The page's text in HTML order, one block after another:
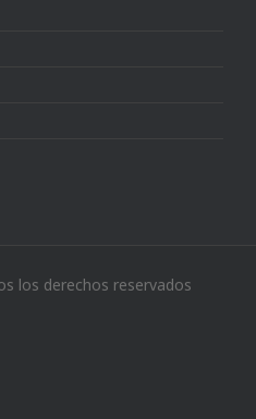
los derechos reservados